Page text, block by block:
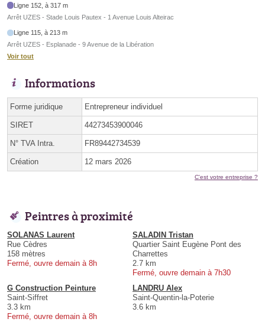
Ligne 152, à 317 m
Arrêt UZES - Stade Louis Pautex - 1 Avenue Louis Alteirac
Ligne 115, à 213 m
Arrêt UZES - Esplanade - 9 Avenue de la Libération
Voir tout
Informations
Forme juridique Entrepreneur individuel
SIRET 44273453900046
N° TVA Intra. FR89442734539
Création 12 mars 2026
C'est votre entreprise ?
Peintres à proximité
SOLANAS Laurent
Rue Cèdres
158 mètres
Fermé, ouvre demain à 8h
SALADIN Tristan
Quartier Saint Eugène Pont des
Charrettes
2.7 km
Fermé, ouvre demain à 7h30
G Construction Peinture
Saint-Siffret
3.3 km
Fermé, ouvre demain à 8h
LANDRU Alex
Saint-Quentin-la-Poterie
3.6 km